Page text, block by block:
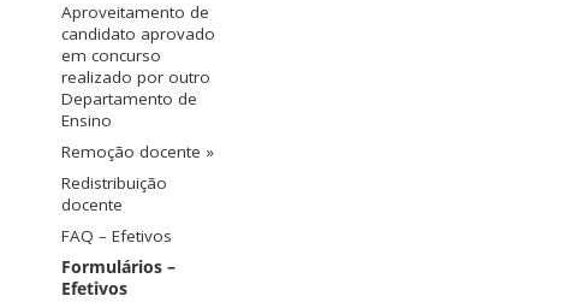
Aproveitamento de
candidato aprovado
em concurso
realizado por outro
Departamento de
Ensino
Remoção docente »
Redistribuição
docente
FAQ – Efetivos
Formulários –
Efetivos